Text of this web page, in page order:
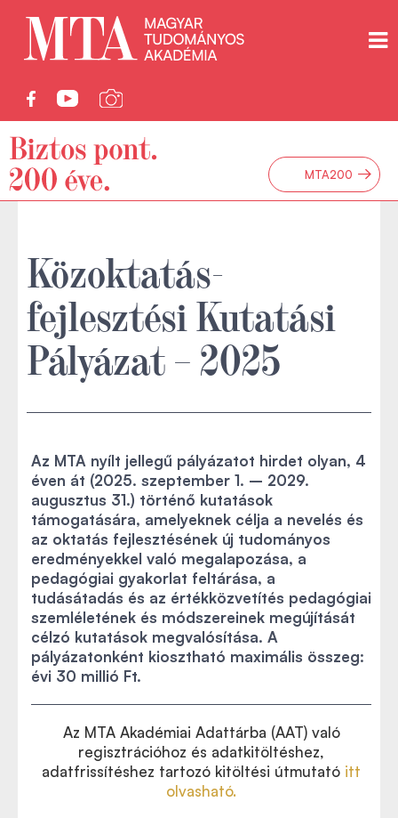
MTA200 →
Közoktatás-
fejlesztési Kutatási
Pályázat – 2025
Az MTA nyílt jellegű pályázatot hirdet olyan, 4
éven át (2025. szeptember 1. – 2029.
augusztus 31.) történő kutatások
támogatására, amelyeknek célja a nevelés és
az oktatás fejlesztésének új tudományos
eredményekkel való megalapozása, a
pedagógiai gyakorlat feltárása, a
tudásátadás és az értékközvetítés pedagógiai
szemléletének és módszereinek megújítását
célzó kutatások megvalósítása. A
pályázatonként kiosztható maximális összeg:
évi 30 millió Ft.
Az MTA Akadémiai Adattárba (AAT) való
regisztrációhoz és adatkitöltéshez,
adatfrissítéshez tartozó kitöltési útmutató itt
olvasható.